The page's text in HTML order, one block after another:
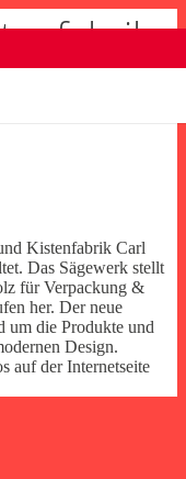
Kistenfabrik Carl
Das Sägewerk stellt
für Verpackung &
her. Der neue
um die Produkte und
Design.
auf der Internetseite